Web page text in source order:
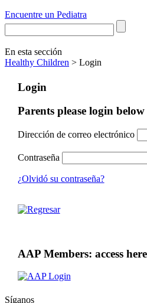
Encuentre un Pediatra
En esta sección
Healthy Children > Login
Login
Parents please login below
Dirección de correo electrónico
Contraseña
¿Olvidó su contraseña?
AAP Members: access here
Síganos